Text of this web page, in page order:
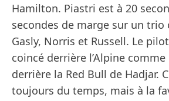
Hamilton. Piastri est à 20
secondes de marge sur un trio
Gasly, Norris et Russell. Le
coincé derrière l’Alpine
derrière la Red Bull de Hadjar.
toujours du temps, mais à la